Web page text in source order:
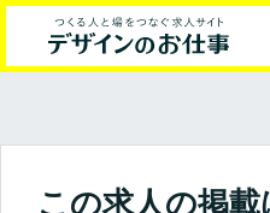
この求人の掲